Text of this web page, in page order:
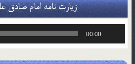
زیارت نامه امام صادق
00:00